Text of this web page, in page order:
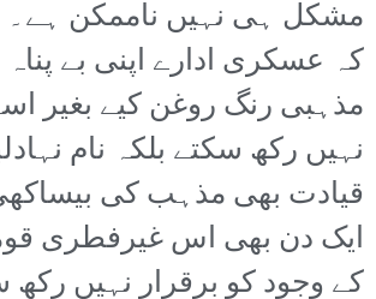
مشکل ہی نہیں ناممکن
کہ عسکری ادارے اپنی بے
مذہبی رنگ روغن کیے بغیر
نہیں رکھ سکتے بلکہ نام
قیادت بھی مذہب کی
ایک دن بھی اس غیرفطری
کے وجود کو برقرار نہیں